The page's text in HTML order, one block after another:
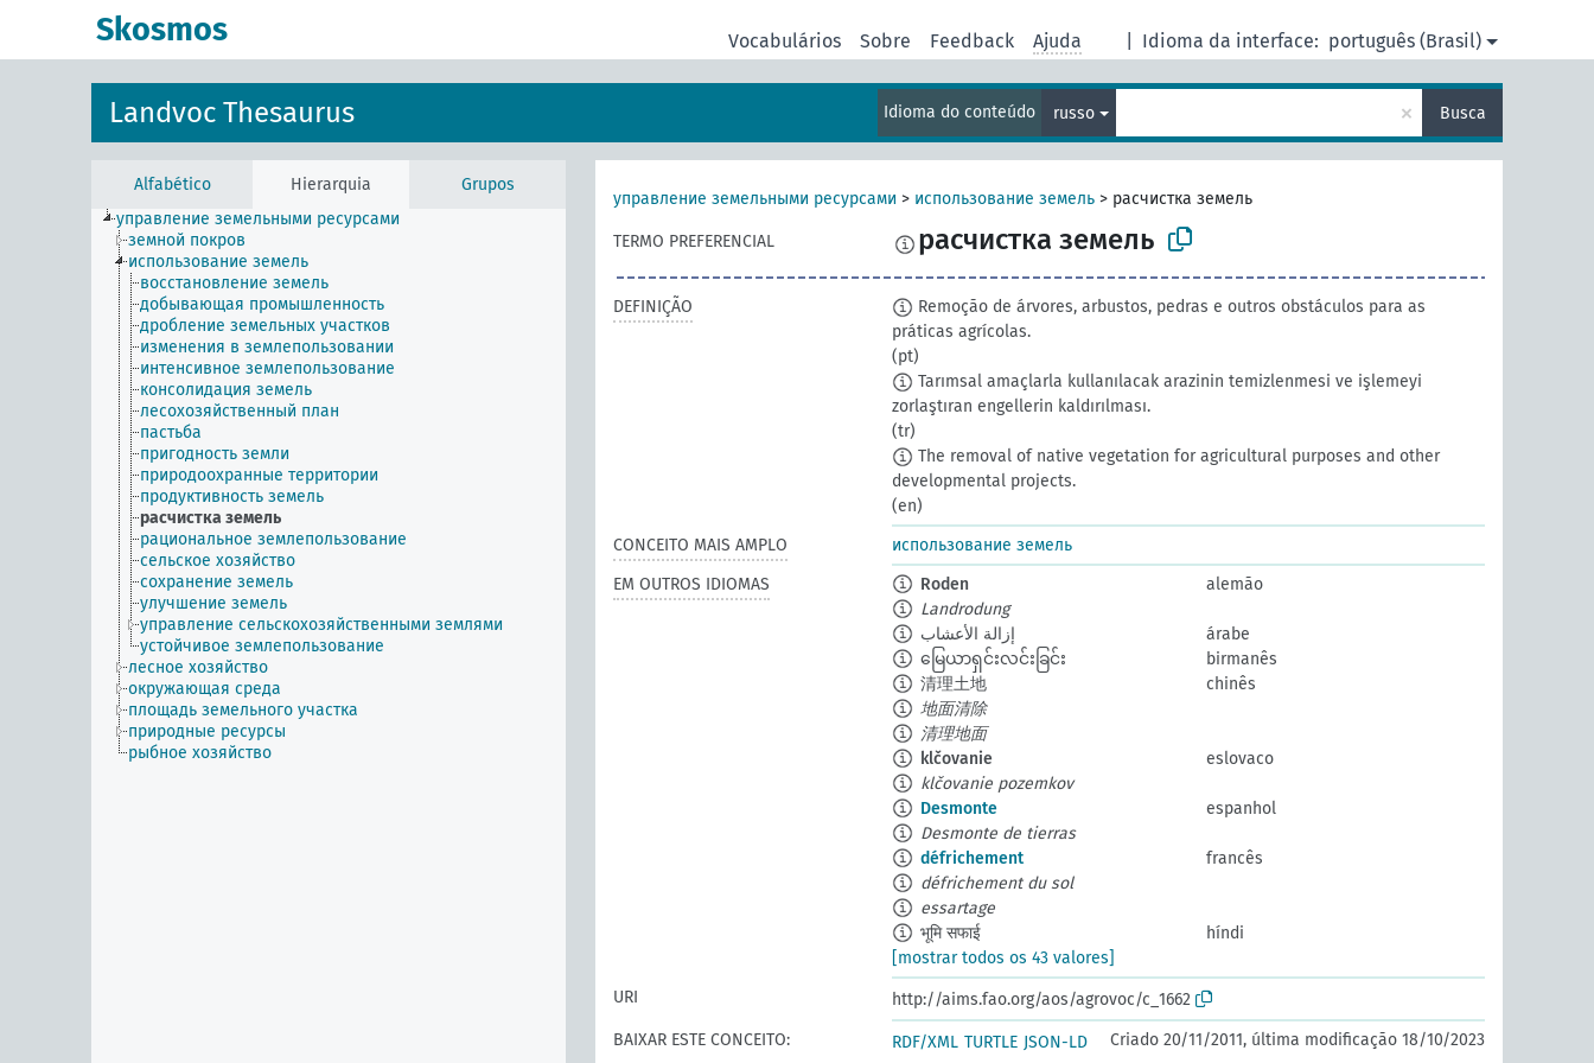
Skosmos Idioma da interface: português (Brasil)
Vocabulários Sobre Feedback Ajuda
Landvoc Thesaurus Idioma do conteúdo russo × Busca
Alfabético Hierarquia
Grupos
управление земельными ресурсами
земной покров
использование земель
восстановление земель
добывающая промышленность
дробление земельных участков
изменения в землепользовании
интенсивное землепользование
консолидация земель
лесохозяйственный план
пастьба
пригодность земли
природоохранные территории
продуктивность земель
расчистка земель
рациональное землепользование
сельское хозяйство
сохранение земель
улучшение земель
управление сельскохозяйственными землями
устойчивое землепользование
лесное хозяйство
окружающая среда
площадь земельного участка
природные ресурсы
рыбное хозяйство
управление земельными ресурсами > использование земель > расчистка земель
TERMO PREFERENCIAL расчистка земель
DEFINIÇÃO
Remoção de árvores, arbustos, pedras e outros obstáculos para as
práticas agrícolas.
(pt)
Tarımsal amaçlarla kullanılacak arazinin temizlenmesi ve işlemeyi
zorlaştıran engellerin kaldırılması.
(tr)
The removal of native vegetation for agricultural purposes and other
developmental projects.
(en)
CONCEITO MAIS AMPLO
использование земель
EM OUTROS IDIOMAS
Roden
alemão
Landrodung
إزالة الأعشاب
árabe
မြေယာရှင်းလင်းခြင်း
birmanês
清理土地
chinês
地面清除
清理地面
klčovanie
eslovaco
klčovanie pozemkov
Desmonte
espanhol
Desmonte de tierras
défrichement
francês
défrichement du sol
essartage
भूमि सफाई
híndi
[mostrar todos os 43 valores]
URI
http://aims.fao.org/aos/agrovoc/c_1662
BAIXAR ESTE CONCEITO:
RDF/XML TURTLE JSON-LD Criado 20/11/2011, última modificação 18/10/2023